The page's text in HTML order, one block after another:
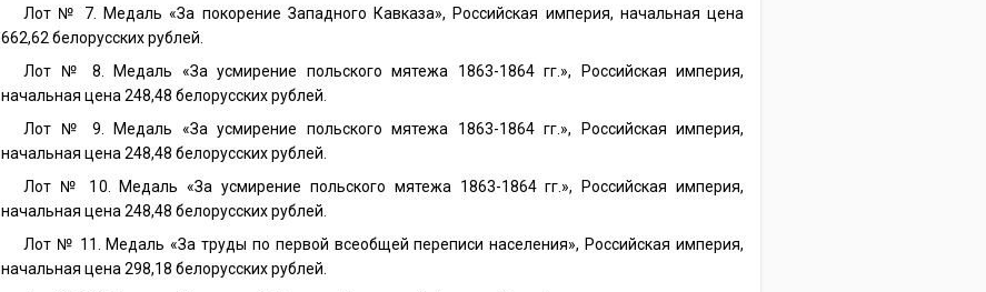
Лот № 7. Медаль «За покорение Западного Кавказа», Российская империя, начальная цена
662,62 белорусских рублей.
Лот № 8. Медаль «За усмирение польского мятежа 1863-1864 гг.», Российская империя,
начальная цена 248,48 белорусских рублей.
Лот № 9. Медаль «За усмирение польского мятежа 1863-1864 гг.», Российская империя,
начальная цена 248,48 белорусских рублей.
Лот № 10. Медаль «За усмирение польского мятежа 1863-1864 гг.», Российская империя,
начальная цена 248,48 белорусских рублей.
Лот № 11. Медаль «За труды по первой всеобщей переписи населения», Российская империя,
начальная цена 298,18 белорусских рублей.